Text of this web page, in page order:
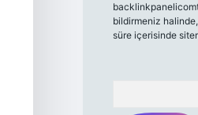
bildirmeniz
süre içerisinde